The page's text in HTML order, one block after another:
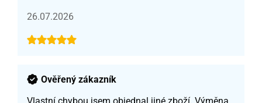
26.07.2026
Ověřený zákazník